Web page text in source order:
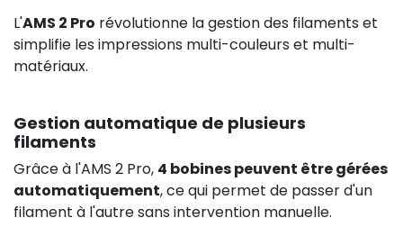
L'AMS 2 Pro révolutionne la gestion des filaments et
simplifie les impressions multi-couleurs et multi-
matériaux.
Gestion automatique de plusieurs
filaments
Grâce à l'AMS 2 Pro, 4 bobines peuvent être gérées
automatiquement, ce qui permet de passer d'un
filament à l'autre sans intervention manuelle.